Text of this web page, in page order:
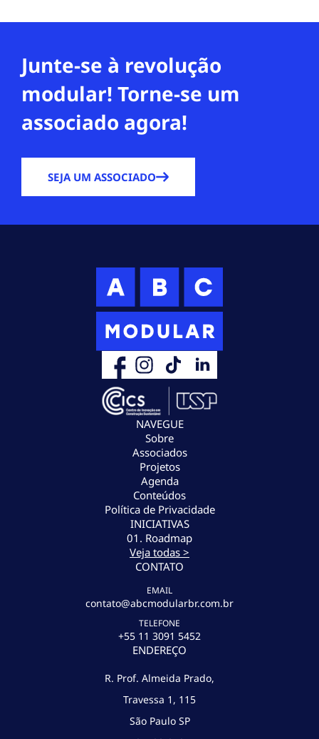
Junte-se à revolução
modular! Torne-se um
associado agora!
SEJA UM ASSOCIADO
NAVEGUE
Sobre
Associados
Projetos
Agenda
Conteúdos
Política de Privacidade
INICIATIVAS
01. Roadmap
Veja todas >
CONTATO
EMAIL
contato@abcmodularbr.com.br
TELEFONE
+55 11 3091 5452
ENDEREÇO
R. Prof. Almeida Prado,
Travessa 1, 115
São Paulo SP